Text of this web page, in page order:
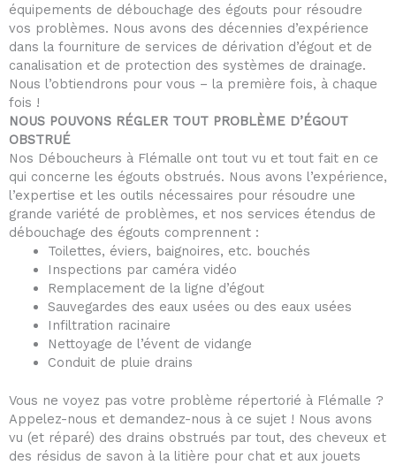
équipements de débouchage des égouts pour résoudre
vos problèmes. Nous avons des décennies d’expérience
dans la fourniture de services de dérivation d’égout et de
canalisation et de protection des systèmes de drainage.
Nous l’obtiendrons pour vous – la première fois, à chaque
fois !
NOUS POUVONS RÉGLER TOUT PROBLÈME D’ÉGOUT
OBSTRUÉ
Nos Déboucheurs à Flémalle ont tout vu et tout fait en ce
qui concerne les égouts obstrués. Nous avons l’expérience,
l’expertise et les outils nécessaires pour résoudre une
grande variété de problèmes, et nos services étendus de
débouchage des égouts comprennent :
Toilettes, éviers, baignoires, etc. bouchés
Inspections par caméra vidéo
Remplacement de la ligne d’égout
Sauvegardes des eaux usées ou des eaux usées
Infiltration racinaire
Nettoyage de l’évent de vidange
Conduit de pluie drains
Vous ne voyez pas votre problème répertorié à Flémalle ?
Appelez-nous et demandez-nous à ce sujet ! Nous avons
vu (et réparé) des drains obstrués par tout, des cheveux et
des résidus de savon à la litière pour chat et aux jouets